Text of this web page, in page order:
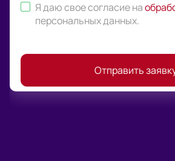
Я даю свое согласие на
персональных данных.
Отправить